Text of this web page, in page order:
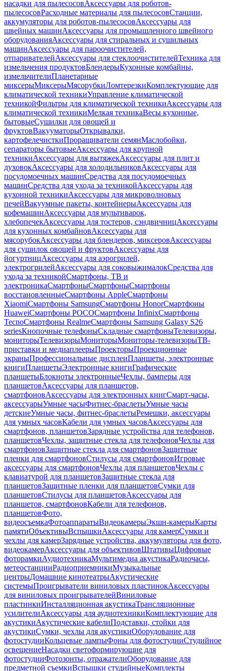
насадки для пылесосовАксессуары для роботов-
пылесосовРасходные материалы для пылесосовСтанции,
аккумуляторы для роботов-пылесосовАксессуары для
швейных машинАксессуары для промышленного швейного
оборудованияАксессуары для стиральных и сушильных
машинАксессуары для пароочистителей,
отпаривателейАксессуары для стеклоочистителейТехника для
измельчения продуктовБлендерыКухонные комбайны,
измельчителиПланетарные
миксерыМиксерыМясорубкиЛомтерезкиКомплектующие для
климатической техникиУправление климатической
техникойФильтры для климатической техникиАксессуары для
климатической техникиМелкая техникаВесы кухонные,
бытовыеСушилки для овощей и
фруктовВакууматорыОткрывалки,
картофелечисткиПроращиватели семянМаслобойки,
сепараторы бытовыеАксессуары для крупной
техникиАксессуары для вытяжекАксессуары для плит и
духовокАксессуары для холодильниковАксессуары для
посудомоечных машинСредства для посудомоечных
машинСредства для ухода за техникойАксессуары для
кухонной техникиАксессуары для микроволновых
печейВакуумные пакеты, контейнерыАксессуары для
кофемашинАксессуары для мультиварок,
хлебопечекАксессуары для тостеров, сэндвичницАксессуары
для кухонных комбайновАксессуары для
мясорубокАксессуары для блендеров, миксеровАксессуары
для сушилок овощей и фруктовАксессуары для
йогуртницАксессуары для аэрогрилей,
электрогрилейАксессуары для соковыжималокСредства для
ухода за техникойСмартфоны, ТВ и
электроникаСмартфоныСмартфоныСмартфоны
восстановленныеСмартфоны AppleСмартфоны
XiaomiСмартфоны SamsungСмартфоны HonorСмартфоны
HuaweiСмартфоны POCOСмартфоны InfinixСмартфоны
TecnoСмартфоны RealmeСмартфоны Samsung Galaxy S26
seriesКнопочные телефоныСкладные смартфоныТелевизоры,
мониторыТелевизорыМониторыМониторы-телевизорыТВ-
приставки и медиаплеерыПроекторыПроекционные
экраныПрофессиональные дисплеиПланшеты, электронные
книгиПланшетыЭлектронные книгиГрафические
планшетыБлокноты электронныеЧехлы, бамперы для
планшетовАксессуары для планшетов,
смартфоновАксессуары для электронных книгСмарт-часы,
аксессуарыУмные часыФитнес-браслетыУмные часы
детскиеУмные часы, фитнес-браслетыРемешки, аксессуары
для умных часовКабели для умных часовАксессуары для
смартфонов, планшетовЗарядные устройства для телефонов,
планшетовЧехлы, защитные стекла для телефоновЧехлы для
смартфоновЗащитные стекла для смартфоновЗащитные
пленки для смартфоновСтилусы для смартфоновИгровые
аксессуары для смартфоновЧехлы для планшетовЧехлы с
клавиатурой для планшетовЗащитные стекла для
планшетовЗащитные пленки для планшетовСумки для
планшетовСтилусы для планшетовАксессуары для
планшетов, смартфоновКабели для телефонов,
планшетовФото,
видеосъемкаФотоаппаратыВидеокамерыЭкшн-камерыКарты
памятиОбъективыВспышкиАксессуары для камерСумки и
чехлы для камерЗарядные устройства, аккумуляторы для фото,
видеокамерАксессуары для объективовШтативыЦифровые
фоторамкиАудиотехникаМультимедиа акустикаРадиочасы,
метеостанцииРадиоприемникиМузыкальные
центрыДомашние кинотеатрыАкустические
системыПроигрыватели виниловых пластинокАксессуары
для виниловых проигрывателейВиниловые
пластинкиИнсталляционная акустикаТрансляционные
усилителиАксессуары для аудиотехникиКомплектующие для
акустикиАкустические кабелиПодставки, стойки для
акустикиСумки, чехлы для акустикиОборудование для
фотостудииКольцевые лампыФоны для фотостудииСтудийное
освещениеНасадки светоформирующие для
фотостудииФотозонты, отражателиОборудование для
предметной съемкиВспышки студийныеКомплекты